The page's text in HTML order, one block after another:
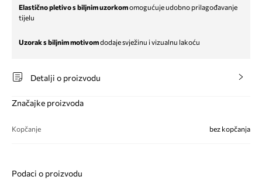
Elastično pletivo s biljnim uzorkomomogućuje udobno prilagođavanje
tijelu
Uzorak s biljnim motivomdodaje svježinu i vizualnu lakoću
Detalji o proizvodu
Značajke proizvoda
Kopčanje bez kopčanja
Podaci o proizvodu